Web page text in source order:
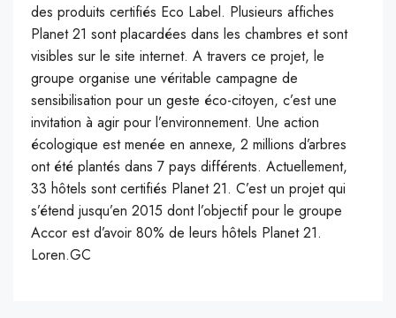
des produits certifiés Eco Label. Plusieurs affiches
Planet 21 sont placardées dans les chambres et sont
visibles sur le site internet. A travers ce projet, le
groupe organise une véritable campagne de
sensibilisation pour un geste éco-citoyen, c’est une
invitation à agir pour l’environnement. Une action
écologique est menée en annexe, 2 millions d’arbres
ont été plantés dans 7 pays différents. Actuellement,
33 hôtels sont certifiés Planet 21. C’est un projet qui
s’étend jusqu’en 2015 dont l’objectif pour le groupe
Accor est d’avoir 80% de leurs hôtels Planet 21.
Loren.GC